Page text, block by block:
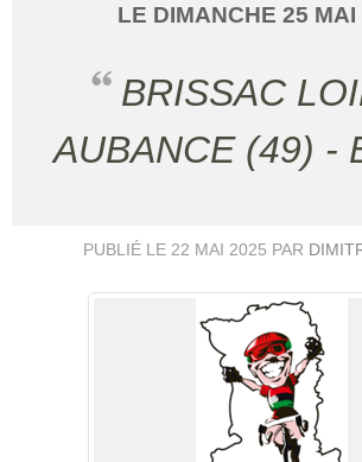
LE DIMANCHE 25 MAI
BRISSAC LOIRE
AUBANCE (49) -
PUBLIÉ LE 22 MAI 2025 PAR